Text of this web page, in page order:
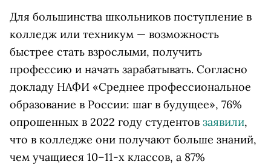
Для большинства школьников поступление в
колледж или техникум — возможность
быстрее стать взрослыми, получить
профессию и начать зарабатывать. Согласно
докладу НАФИ «Среднее профессиональное
образование в России: шаг в будущее», 76%
опрошенных в 2022 году студентов заявили,
что в колледже они получают больше знаний,
чем учащиеся 10–11-х классов, а 87%